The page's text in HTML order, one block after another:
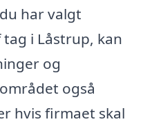
har valgt
i Låstrup, kan
og
også
hvis firmaet skal